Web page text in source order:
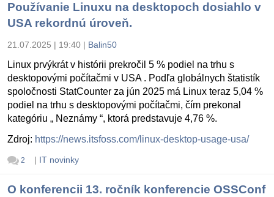
Používanie Linuxu na desktopoch dosiahlo v
USA rekordnú úroveň.
21.07.2025 | 19:40 | Balin50
Linux prvýkrát v histórii prekročil 5 % podiel na trhu s
desktopovými počítačmi v USA . Podľa globálnych štatistík
spoločnosti StatCounter za jún 2025 má Linux teraz 5,04 %
podiel na trhu s desktopovými počítačmi, čím prekonal
kategóriu „ Neznámy “, ktorá predstavuje 4,76 %.
Zdroj: https://news.itsfoss.com/linux-desktop-usage-usa/
2 | IT novinky
O konferencii 13. ročník konferencie OSSConf